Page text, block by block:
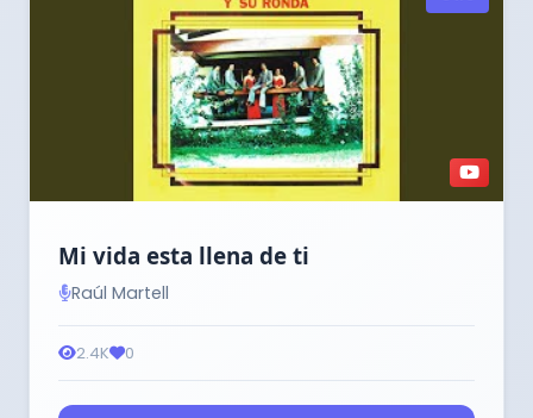
Mi vida esta llena de ti
Raúl Martell
2.4K 0